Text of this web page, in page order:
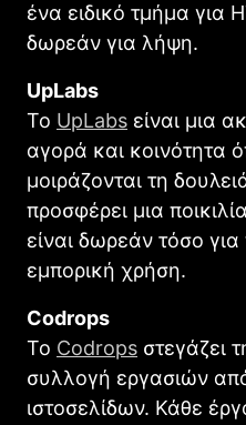
ένα ειδικό τμήμα για
δωρεάν για λήψη.
UpLabs
Το UpLabs είναι μια
αγορά και κοινότητα
μοιράζονται τη
προσφέρει μια
είναι δωρεάν τόσο
εμπορική χρήση.
Codrops
To Codrops στεγάζει
συλλογή εργασιών
ιστοσελίδων. Κάθε